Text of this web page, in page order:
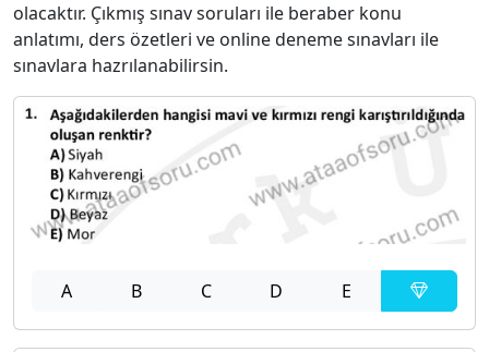
olacaktır. Çıkmış sınav soruları ile beraber konu
anlatımı, ders özetleri ve online deneme sınavları ile
sınavlara hazrılanabilirsin.
A B C D E